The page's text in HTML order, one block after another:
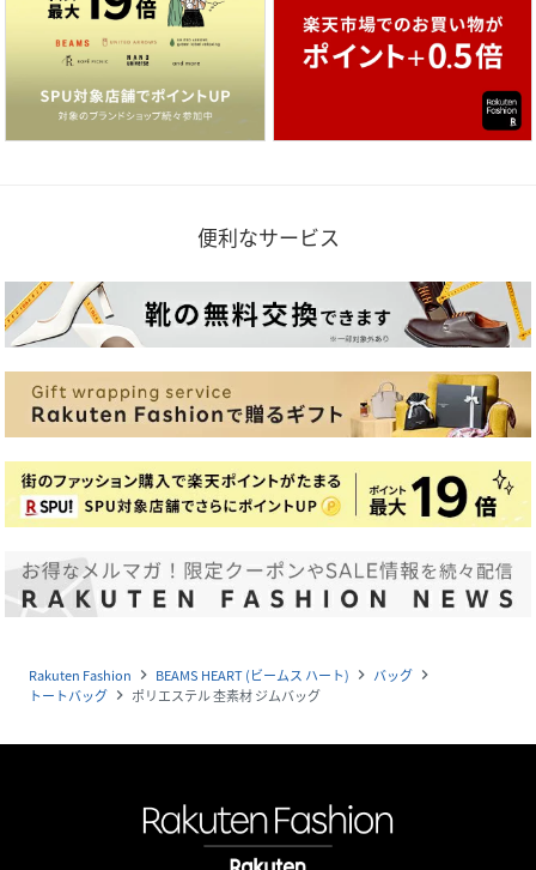
便利なサービス
Rakuten Fashion navigate_next BEAMS HEART (ビームス ハート) navigate_next バッグ navigate_next
トートバッグ navigate_next ポリエステル 杢素材 ジムバッグ